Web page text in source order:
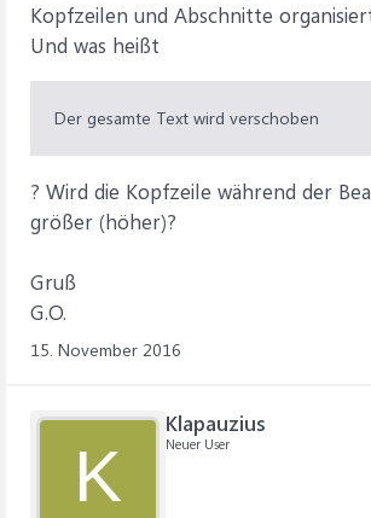
Kopfzeilen und Abschnitte
Und was heißt
Der gesamte Text wird verschoben
? Wird die Kopfzeile während der
größer (höher)?
Gruß
G.O.
15. November 2016
K
Klapauzius
Neuer User